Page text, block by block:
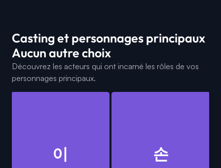
Casting et personnages principaux
Aucun autre choix
Découvrez les acteurs qui ont incarné les rôles de vos
personnages principaux.
이 손